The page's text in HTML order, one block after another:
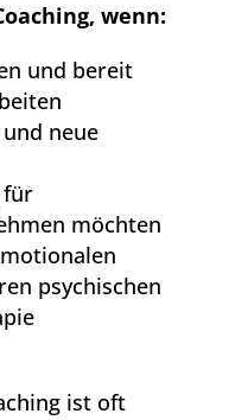
wenn:
und bereit
neue
für
möchten
psychischen
ist oft